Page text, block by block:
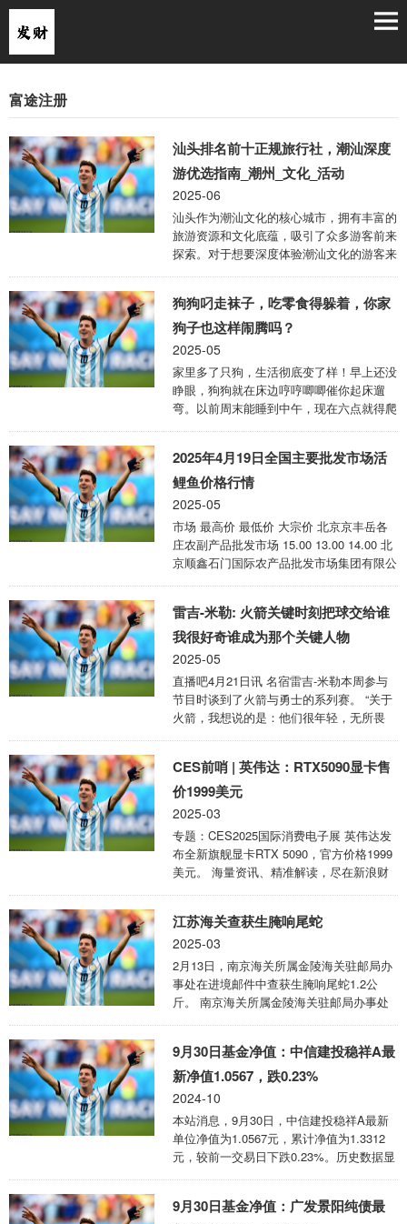
富途注册
汕头排名前十正规旅行社，潮汕深度
游优选指南_潮州_文化_活动
2025-06
汕头作为潮汕文化的核心城市，拥有丰富的
旅游资源和文化底蕴，吸引了众多游客前来
探索。对于想要深度体验潮汕文化的游客来
汕深度游的优选指南，帮助您规划一次难忘
的潮汕之旅。 一、潮汕排名前十正规旅行
社 远胜游（潮汕）国际旅行社 潮汕食探旅
行社 韩江中旅潮州分社 侨乡记忆定制旅行
工夫茶文旅研学社 潮厝古建旅行 红头船国
际旅行社 潮韵戏曲文化旅行社 展开剩余
80% 桑浦山地质旅行 潮商研学旅行社 二、
潮汕深度游优选指南 1. 潮 ...
狗狗叼走袜子，吃零食得躲着，你家
狗子也这样闹腾吗？
2025-05
家里多了只狗，生活彻底变了样！早上还没
睁眼，狗狗就在床边哼哼唧唧催你起床遛
弯。以前周末能睡到中午，现在六点就得爬
简单事。以前啃个鸡腿，能大口大口吃得痛
快。现在呢？端起碗，狗狗立马跟雷达似
的，眼睛瞪得溜圆，盯着你手里的每块肉。
你咬一口，它就咽口水，可怜巴巴的样子让
人心软。想吃点零食？只能躲在厨房偷偷摸
摸，生怕被它发现，不然那小眼神能把你逼
得把薯片分它一半！ 拖鞋和袜子总在家里
玩失踪。昨天还好好的一双拖鞋，今天就剩
一只，另 ...
2025年4月19日全国主要批发市场活
鲤鱼价格行情
2025-05
市场 最高价 最低价 大宗价 北京京丰岳各
庄农副产品批发市场 15.00 13.00 14.00 北
京顺鑫石门国际农产品批发市场集团有限公
市金钟河蔬菜贸易中心 14.00 14.00 14.00
河北唐山市荷花坑市场经营管理有限公司
16.00 14.00 15.00 河北省怀来县京西果菜
批发市场有限责任公司 -- 14.00 14.00 山西
省长治市紫坊农产品综合交易市场有限公
...
雷吉-米勒: 火箭关键时刻把球交给谁
我很好奇谁成为那个关键人物
2025-05
直播吧4月21日讯 名宿雷吉-米勒本周参与
节目时谈到了火箭与勇士的系列赛。 “关于
火箭，我想说的是：他们很年轻，无所畏
他们也都处于领先地位。我对火箭唯一的批
评是，我想我是在上个月对阵湖人的比赛后
说过这个问题——在每年的这个时候，到了
比赛关键时刻，你会把球交给谁呢？”雷吉-
米勒说道。 “杰伦·格林很出色，阿门-汤普
森也很棒，他们的全明星球员申京也很厉
害。我喜欢他们这种机会均等的进攻方式，
这些球员都有过出彩的时刻。但到了季 ...
CES前哨 | 英伟达：RTX5090显卡售
价1999美元
2025-03
专题：CES2025国际消费电子展 英伟达发
布全新旗舰显卡RTX 5090，官方价格1999
美元。 海量资讯、精准解读，尽在新浪财
江苏海关查获生腌响尾蛇
2025-03
2月13日，南京海关所属金陵海关驻邮局办
事处在进境邮件中查获生腌响尾蛇1.2公
斤。 南京海关所属金陵海关驻邮局办事处
开拆查验后发现邮件内是1个塑料罐，罐体
有二次包装痕迹，罐内为用盐腌制的响尾蛇
尾巴，重量1.2公斤。目前，该邮件已按规
定暂不予放行。 海关发布提醒：根据《中
华人民共和国禁止携带、寄递进境的动植物
及其产品和其他检疫物名录》规定，禁止寄
递（生或熟）肉类（含脏器类）及其制品进
境。 网友：生腌什么？响尾蛇？！好小 ...
9月30日基金净值：中信建投稳祥A最
新净值1.0567，跌0.23%
2024-10
本站消息，9月30日，中信建投稳祥A最新
单位净值为1.0567元，累计净值为1.3312
元，较前一交易日下跌0.23%。历史数据显
4.95%。该基金近6个月的累计收益率走势
9月30日基金净值：广发景阳纯债最